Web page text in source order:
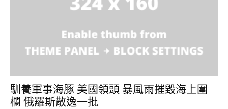
馴養軍事海豚 美國領頭 暴風雨摧毀海上圍
欄 俄羅斯散逸一批